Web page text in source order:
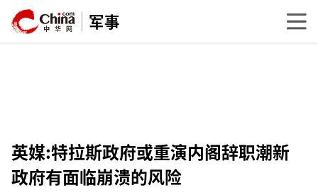
军事
英媒:特拉斯政府或重演内阁辞职潮新
政府有面临崩溃的风险